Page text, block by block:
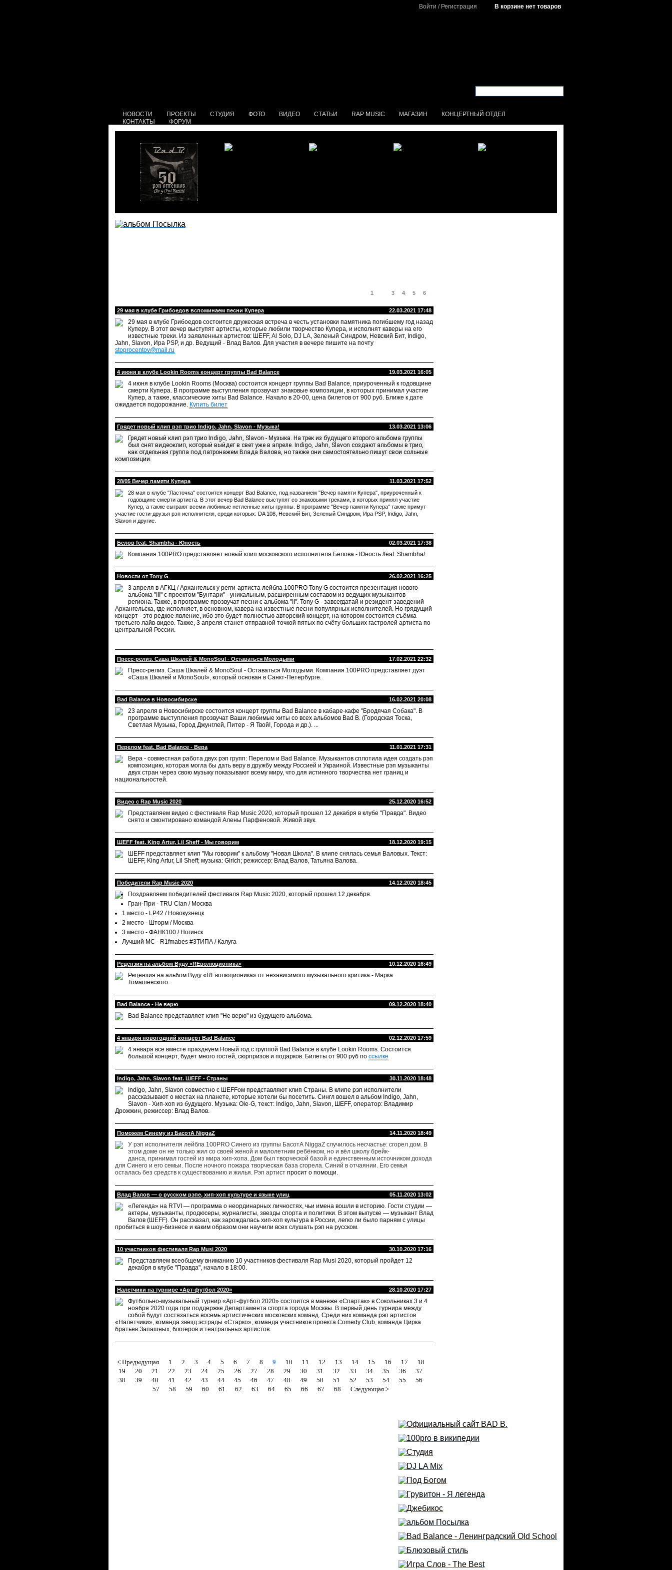
Войти / Регистрация В корзине нет товаров
НОВОСТИ ПРОЕКТЫ СТУДИЯ ФОТО ВИДЕО СТАТЬИ RAP MUSIC МАГАЗИН
КОНЦЕРТНЫЙ ОТДЕЛ
КОНТАКТЫ
ФОРУМ
1 3 4 5 6
22.03.2021 17:48
29 мая в клубе Грибоедов вспоминаем песни Купера
29 мая в клубе Грибоедов состоится дружеская встреча в честь установки памятника погибшему год назад
Куперу. В этот вечер выступят артисты, которые любили творчество Купера, и исполнят каверы на его
известные треки. Из заявленных артистов: ШЕFF, Al Solo, DJ LA, Зеленый Синдром, Невский Бит, Indigo,
Jahn, Slavon, Ира PSP, и др. Ведущий - Влад Валов. Для участия в вечере пишите на почту
stoprocentov@mail.ru
19.03.2021 16:05
4 июня в клубе Lookin Rooms концерт группы Bad Balance
4 июня в клубе Lookin Rooms (Москва) состоится концерт группы Bad Balance, приуроченный к годовщине
смерти Купера. В программе выступления прозвучат знаковые композиции, в которых принимал участие
Купер, а также, классические хиты Bad Balance. Начало в 20-00, цена билетов от 900 руб. Ближе к дате
ожидается подорожание. Купить билет
13.03.2021 13:06
Грядет новый клип рэп трио Indigo, Jahn, Slavon - Музыка!
Грядет новый клип рэп трио Indigo, Jahn, Slavon - Музыка. На трек из будущего второго альбома группы
был снят видеоклип, который выйдет в свет уже в апреле. Indigo, Jahn, Slavon создают альбомы в трио,
как отдельная группа под патронажем Влада Валова, но также они самостоятельно пишут свои сольные
композиции.
11.03.2021 17:52
28/05 Вечер памяти Купера
28 мая в клубе "Ласточка" состоится концерт Bad Balance, под названием "Вечер памяти Купера", приуроченный к
годовщине смерти артиста. В этот вечер Bad Balance выступят со знаковыми треками, в которых принял участие
Купер, а также сыграют всеми любимые нетленные хиты группы. В программе "Вечер памяти Купера" также примут
участие гости-друзья рэп исполнителя, среди которых: DA 108, Невский Бит, Зеленый Синдром, Ира PSP, Indigo, Jahn,
Slavon и другие.
02.03.2021 17:38
Белов feat. Shambha - Юность
Компания 100PRO представляет новый клип московского исполнителя Белова - Юность /feat. Shambha/.
26.02.2021 16:25
Новости от Tony G
3 апреля в АГКЦ / Архангельск у регги-артиста лейбла 100PRO Tony G состоится презентация нового
альбома "III" с проектом "Бунтари" - уникальным, расширенным составом из ведущих музыкантов
региона. Также, в программе прозвучат песни с альбома "II". Tony G - завсегдатай и резидент заведений
Архангельска, где исполняет, в основном, кавера на известные песни популярных исполнителей. Но грядущий
концерт - это редкое явление, ибо это будет полностью авторский концерт, на котором состоится съёмка
третьего лайв-видео. Также, 3 апреля станет отправной точкой пятых по счёту больших гастролей артиста по
центральной России.
17.02.2021 22:32
Пресс-релиз. Саша Шкалей & MonoSoul - Оставаться Молодыми
Пресс-релиз. Саша Шкалей & MonoSoul - Оставаться Молодыми. Компания 100PRO представляет дуэт
«Саша Шкалей и MonoSoul», который основан в Санкт-Петербурге.
16.02.2021 20:08
Bad Balance в Новосибирске
23 апреля в Новосибирске состоится концерт группы Bad Balance в кабаре-кафе "Бродячая Собака". В
программе выступления прозвучат Ваши любимые хиты со всех альбомов Bad B. (Городская Тоска,
Светлая Музыка, Город Джунглей, Питер - Я Твой!, Города и др.). ...
11.01.2021 17:31
Перелом feat. Bad Balance - Вера
Вера - совместная работа двух рэп групп: Перелом и Bad Balance. Музыкантов сплотила идея создать рэп
композицию, которая могла бы дать веру в дружбу между Россией и Украиной. Известные рэп музыканты
двух стран через свою музыку показывают всему миру, что для истинного творчества нет границ и
национальностей.
25.12.2020 16:52
Видео с Rap Music 2020
Представляем видео с фестиваля Rap Music 2020, который прошел 12 декабря в клубе "Правда". Видео
снято и смонтировано командой Алены Парфеновой. Живой звук.
18.12.2020 19:15
ШЕFF feat. King Artur, Lil Sheff - Мы говорим
ШЕFF представляет клип "Мы говорим" к альбому "Новая Школа". В клипе снялась семья Валовых. Текст:
ШЕFF, King Artur, Lil Sheff; музыка: Girich; режиссер: Влад Валов, Татьяна Валова.
14.12.2020 18:45
Победители Rap Music 2020
Поздравляем победителей фестиваля Rap Music 2020, который прошел 12 декабря.
Гран-При - TRU Clan / Москва
1 место - LP42 / Новокузнецк
2 место - Шторм / Москва
3 место - ФАНК100 / Ногинск
Лучший МС - R1fmabes #3ТИПА / Калуга
10.12.2020 16:49
Рецензия на альбом Вуду «REволюционика»
Рецензия на альбом Вуду «REволюционика» от независимого музыкального критика - Марка
Томашевского.
09.12.2020 18:40
Bad Balance - Не верю
Bad Balance представляет клип "Не верю" из будущего альбома.
02.12.2020 17:59
4 января новогодний концерт Bad Balance
4 января все вместе празднуем Новый год с группой Bad Balance в клубе Lookin Rooms. Состоится
большой концерт, будет много гостей, сюрпризов и подарков. Билеты от 900 руб по ссылке
30.11.2020 18:48
Indigo, Jahn, Slavon feat. ШЕFF - Страны
Indigo, Jahn, Slavon совместно с ШЕFFом представляют клип Страны. В клипе рэп исполнители
рассказывают о местах на планете, которые хотели бы посетить. Сингл вошел в альбом Indigo, Jahn,
Slavon - Хип-хоп из будущего. Музыка: Ole-G, текст: Indigo, Jahn, Slavon, ШЕFF, оператор: Владимир
Дрожжин, режиссер: Влад Валов.
14.11.2020 18:49
Поможем Синему из БасотА NiggaZ
У рэп исполнителя лейбла 100PRO Синего из группы БасотА NiggaZ случилось несчастье: сгорел дом. В
этом доме он не только жил со своей женой и малолетним ребёнком, но и вёл школу брейк-
данса, принимал гостей из мира хип-хопа. Дом был творческой базой и единственным источником дохода
для Синего и его семьи. После ночного пожара творческая база сгорела. Синий в отчаянии. Его семья
осталась без средств к существованию и жилья. Рэп артист просит о помощи.
05.11.2020 13:02
Влад Валов — о русском рэпе, хип-хоп культуре и языке улиц
«Легенда» на RTVI — программа о неординарных личностях, чьи имена вошли в историю. Гости студии —
актеры, музыканты, продюсеры, журналисты, звезды спорта и политики. В этом выпуске — музыкант Влад
Валов (ШЕFF). Он рассказал, как зарождалась хип-хоп культура в России, легко ли было парням с улицы
пробиться в шоу-бизнесе и каким образом они научили всех слушать рэп на русском.
30.10.2020 17:16
10 участников фестиваля Rap Musi 2020
Представляем всеобщему вниманию 10 участников фестиваля Rap Musi 2020, который пройдет 12
декабря в клубе "Правда", начало в 18:00.
28.10.2020 17:27
Налетчики на турнире «Арт-футбол 2020»
Футбольно-музыкальный турнир «Арт-футбол 2020» состоится в манеже «Спартак» в Сокольниках 3 и 4
ноября 2020 года при поддержке Департамента спорта города Москвы. В первый день турнира между
собой будут состязаться восемь артистических московских команд. Среди них команда рэп артистов
«Налетчики», команда звезд эстрады «Старко», команда участников проекта Comedy Club, команда Цирка
братьев Запашных, блогеров и театральных артистов.
< Предыдущая 1 2 3 4 5 6 7 8 9 10 11 12 13 14 15 16 17
18
19
20 21 22 23 24 25 26 27 28 29 30 31 32 33 34 35 36
37
38
39 40 41 42 43 44 45 46 47 48 49 50 51 52 53 54 55
56
57
58 59 60 61 62 63 64 65 66 67 68 Следующая >